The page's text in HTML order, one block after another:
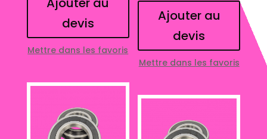
devis
Mettre dans les favoris
Ajouter au
devis
Mettre dans les favoris